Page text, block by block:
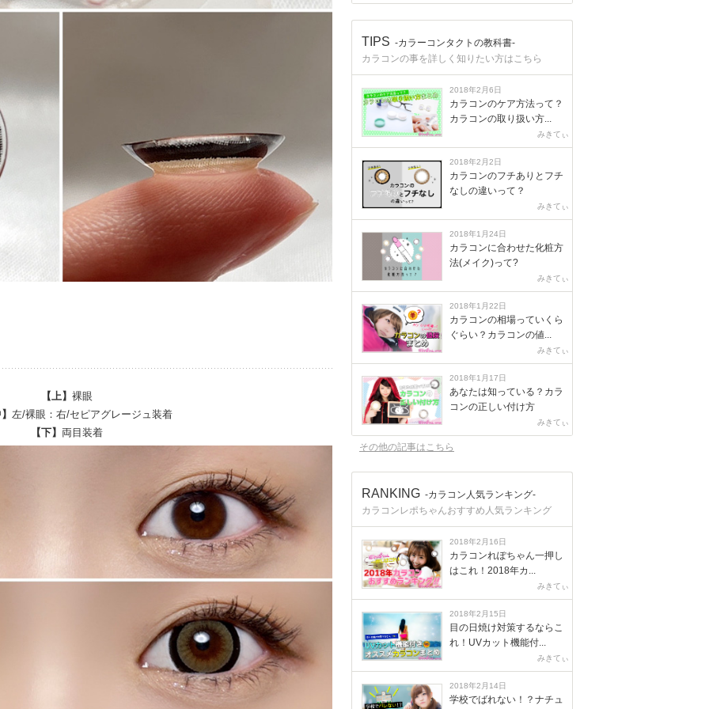
【上】 裸眼
左/裸眼：右/セピアグレージュ装着
【下】 両目装着
TIPS -カラーコンタクトの教科書-
カラコンの事を詳しく知りたい方はこちら
2018年2月6日
カラコンのケア方法って？
カラコンの取り扱い方...
みきてぃ
2018年2月2日
カラコンのフチありとフチ
なしの違いって？
みきてぃ
2018年1月24日
カラコンに合わせた化粧方
法(メイク)って?
みきてぃ
2018年1月22日
カラコンの相場っていくら
ぐらい？カラコンの値...
みきてぃ
2018年1月17日
あなたは知っている？カラ
コンの正しい付け方
みきてぃ
その他の記事はこちら
RANKING -カラコン人気ランキング-
カラコンレポちゃんおすすめ人気ランキング
2018年2月16日
カラコンれぽちゃん一押し
はこれ！2018年カ...
みきてぃ
2018年2月15日
目の日焼け対策するならこ
れ！UVカット機能付...
みきてぃ
2018年2月14日
学校でばれない！？ナチュ